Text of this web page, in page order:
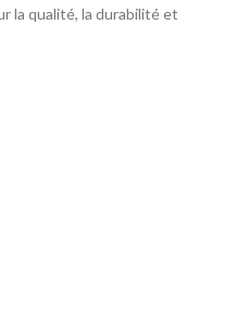
la qualité, la durabilité et